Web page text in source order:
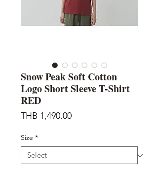
Snow Peak Soft Cotton
Logo Short Sleeve T-Shirt
RED
THB 1,490.00Price
Size *